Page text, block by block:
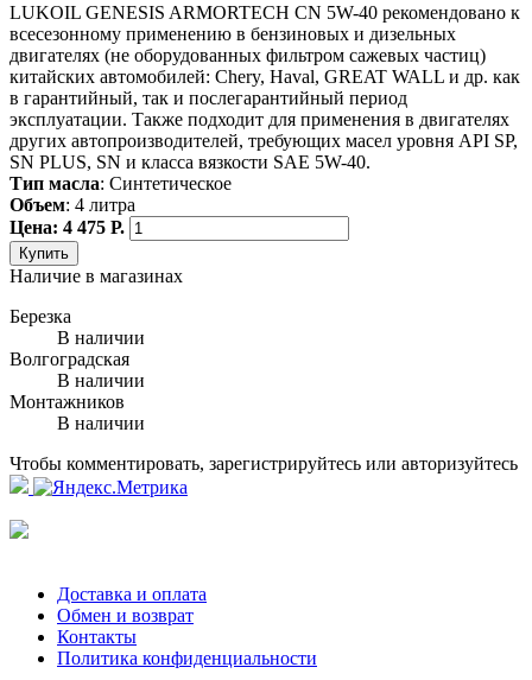
LUKOIL GENESIS ARMORTECH CN 5W-40 рекомендовано к
всесезонному применению в бензиновых и дизельных
двигателях (не оборудованных фильтром сажевых частиц)
китайских автомобилей: Chery, Haval, GREAT WALL и др. как
в гарантийный, так и послегарантийный период
эксплуатации. Также подходит для применения в двигателях
других автопроизводителей, требующих масел уровня API SP,
SN PLUS, SN и класса вязкости SAE 5W-40.
Тип масла: Синтетическое
Объем: 4 литра
Цена: 4 475 Р.
Купить
Наличие в магазинах
Березка
В наличии
Волгоградская
В наличии
Монтажников
В наличии
Чтобы комментировать, зарегистрируйтесь или авторизуйтесь
Доставка и оплата
Обмен и возврат
Контакты
Политика конфиденциальности